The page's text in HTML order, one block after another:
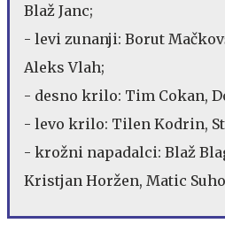
Blaž Janc;
- levi zunanji: Borut
Aleks Vlah;
- desno krilo: Tim Cokan,
- levo krilo: Tilen Kodrin,
- krožni napadalci: Blaž
Kristjan Horžen, Matic